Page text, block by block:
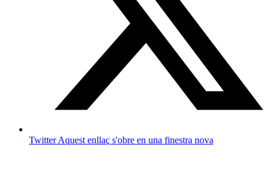
TwitterAquest enllaç s'obre en una finestra nova